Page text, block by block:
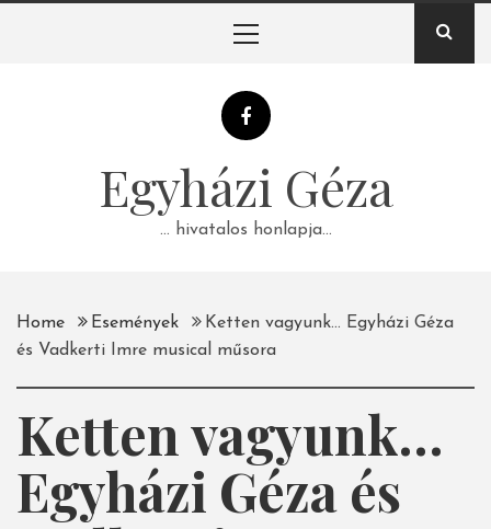
Egyházi Géza
… hivatalos honlapja…
Home Események
Ketten vagyunk… Egyházi Géza
és Vadkerti Imre musical műsora
Ketten vagyunk…
Egyházi Géza és